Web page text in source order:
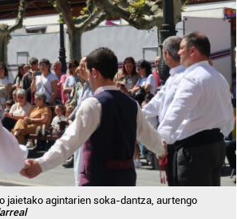
jaietako agintarien soka-dantza, aurtengo